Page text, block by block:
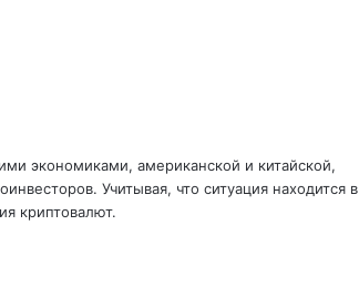
экономиками, американской и китайской,
Учитывая, что ситуация находится в
криптовалют.